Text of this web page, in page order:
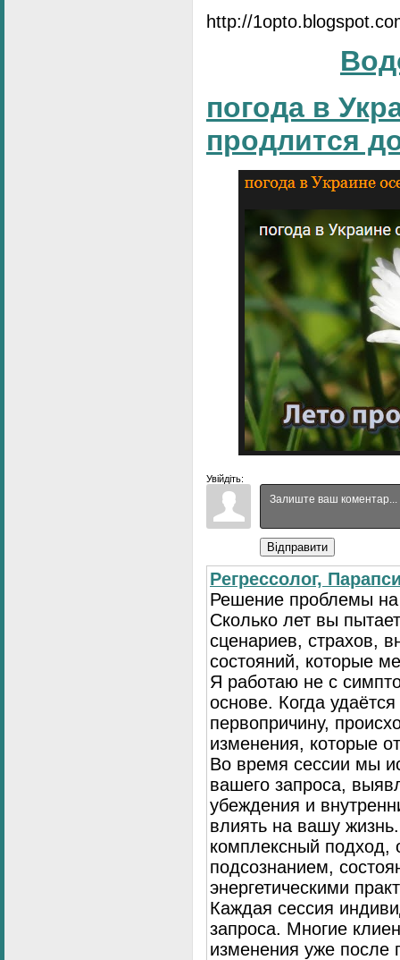
http://
погода в
продлится
Увійдіть:
Відправити
Регрессолог,
Решение проблемы на
Сколько лет вы
сценариев, страхов,
состояний, которые
Я работаю не с
основе. Когда
первопричину,
изменения, которые
Во время сессии мы
вашего запроса,
убеждения и
влиять на вашу
комплексный подход,
подсознанием,
энергетическими
Каждая сессия
запроса. Многие
изменения уже после